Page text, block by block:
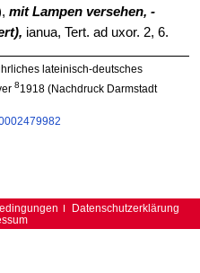
mit Lampen versehen, -
ianua, Tert. ad uxor. 2, 6.
lateinisch-deutsches
81918 (Nachdruck Darmstadt
Datenschutzerklärung